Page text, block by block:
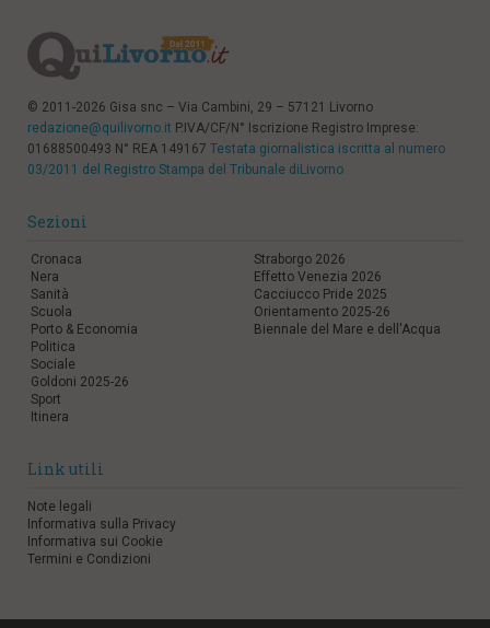
© 2011-2026 Gisa snc – Via Cambini, 29 – 57121 Livorno
redazione@quilivorno.it P.IVA/CF/N° Iscrizione Registro Imprese:
01688500493 N° REA 149167 Testata giornalistica iscritta al numero
03/2011 del Registro Stampa del Tribunale diLivorno
Sezioni
Cronaca
Nera
Sanità
Scuola
Porto & Economia
Politica
Sociale
Goldoni 2025-26
Sport
Itinera
Straborgo 2026
Effetto Venezia 2026
Cacciucco Pride 2025
Orientamento 2025-26
Biennale del Mare e dell'Acqua
Link utili
Note legali
Informativa sulla Privacy
Informativa sui Cookie
Termini e Condizioni